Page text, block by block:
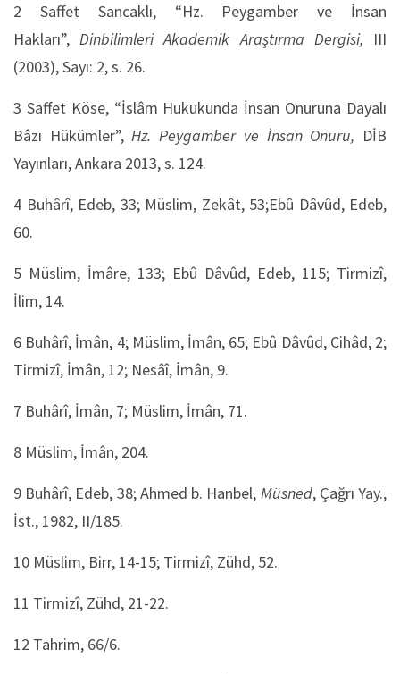
2 Saffet Sancaklı, “Hz. Peygamber ve İnsan
Hakları”,Dinbilimleri Akademik Araştırma Dergisi, III
(2003), Sayı: 2, s. 26.
3 Saffet Köse, “İslâm Hukukunda İnsan Onuruna Dayalı
Bâzı Hükümler”,Hz. Peygamber ve İnsan Onuru, DİB
Yayınları, Ankara 2013, s. 124.
4 Buhârî, Edeb, 33; Müslim, Zekât, 53;Ebû Dâvûd, Edeb,
60.
5 Müslim, İmâre, 133; Ebû Dâvûd, Edeb, 115; Tirmizî,
İlim, 14.
6 Buhârî, İmân, 4; Müslim, İmân, 65; Ebû Dâvûd, Cihâd, 2;
Tirmizî, İmân, 12; Nesâî, İmân, 9.
7 Buhârî, İmân, 7; Müslim, İmân, 71.
8 Müslim, İmân, 204.
9 Buhârî, Edeb, 38; Ahmed b. Hanbel, Müsned, Çağrı Yay.,
İst., 1982, II/185.
10 Müslim, Birr, 14-15; Tirmizî, Zühd, 52.
11 Tirmizî, Zühd, 21-22.
12 Tahrim, 66/6.